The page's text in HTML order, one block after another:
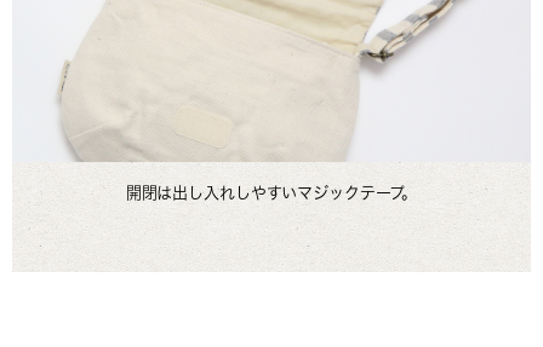
開閉は出し入れしやすいマジックテープ。